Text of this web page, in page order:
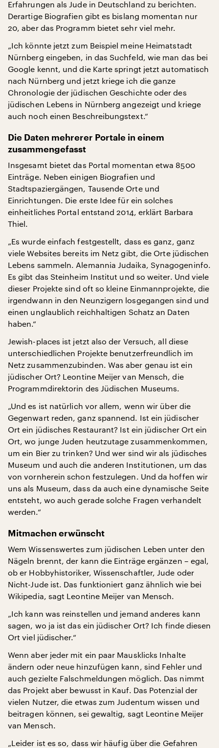
Erfahrungen als Jude in Deutschland zu berichten.
Derartige Biografien gibt es bislang momentan nur
20, aber das Programm bietet sehr viel mehr.
„Ich könnte jetzt zum Beispiel meine Heimatstadt
Nürnberg eingeben, in das Suchfeld, wie man das bei
Google kennt, und die Karte springt jetzt automatisch
nach Nürnberg und jetzt kriege ich die ganze
Chronologie der jüdischen Geschichte oder des
jüdischen Lebens in Nürnberg angezeigt und kriege
auch noch einen Beschreibungstext.“
Die Daten mehrerer Portale in einem
zusammengefasst
Insgesamt bietet das Portal momentan etwa 8500
Einträge. Neben einigen Biografien und
Stadtspaziergängen, Tausende Orte und
Einrichtungen. Die erste Idee für ein solches
einheitliches Portal entstand 2014, erklärt Barbara
Thiel.
„Es wurde einfach festgestellt, dass es ganz, ganz
viele Websites bereits im Netz gibt, die Orte jüdischen
Lebens sammeln. Alemannia Judaika, Synagogeninfo.
Es gibt das Steinheim Institut und so weiter. Und viele
dieser Projekte sind oft so kleine Einmannprojekte, die
irgendwann in den Neunzigern losgegangen sind und
einen unglaublich reichhaltigen Schatz an Daten
haben.“
Jewish-places ist jetzt also der Versuch, all diese
unterschiedlichen Projekte benutzerfreundlich im
Netz zusammenzubinden. Was aber genau ist ein
jüdischer Ort? Leontine Meijer van Mensch, die
Programmdirektorin des Jüdischen Museums.
„Und es ist natürlich vor allem, wenn wir über die
Gegenwart reden, ganz spannend. Ist ein jüdischer
Ort ein jüdisches Restaurant? Ist ein jüdischer Ort ein
Ort, wo junge Juden heutzutage zusammenkommen,
um ein Bier zu trinken? Und wer sind wir als jüdisches
Museum und auch die anderen Institutionen, um das
von vornherein schon festzulegen. Und da hoffen wir
uns als Museum, dass da auch eine dynamische Seite
entsteht, wo auch gerade solche Fragen verhandelt
werden.“
Mitmachen erwünscht
Wem Wissenswertes zum jüdischen Leben unter den
Nägeln brennt, der kann die Einträge ergänzen – egal,
ob er Hobbyhistoriker, Wissenschaftler, Jude oder
Nicht-Jude ist. Das funktioniert ganz ähnlich wie bei
Wikipedia, sagt Leontine Meijer van Mensch.
„Ich kann was reinstellen und jemand anderes kann
sagen, wo ja ist das ein jüdischer Ort? Ich finde diesen
Ort viel jüdischer.“
Wenn aber jeder mit ein paar Mausklicks Inhalte
ändern oder neue hinzufügen kann, sind Fehler und
auch gezielte Falschmeldungen möglich. Das nimmt
das Projekt aber bewusst in Kauf. Das Potenzial der
vielen Nutzer, die etwas zum Judentum wissen und
beitragen können, sei gewaltig, sagt Leontine Meijer
van Mensch.
„Leider ist es so, dass wir häufig über die Gefahren